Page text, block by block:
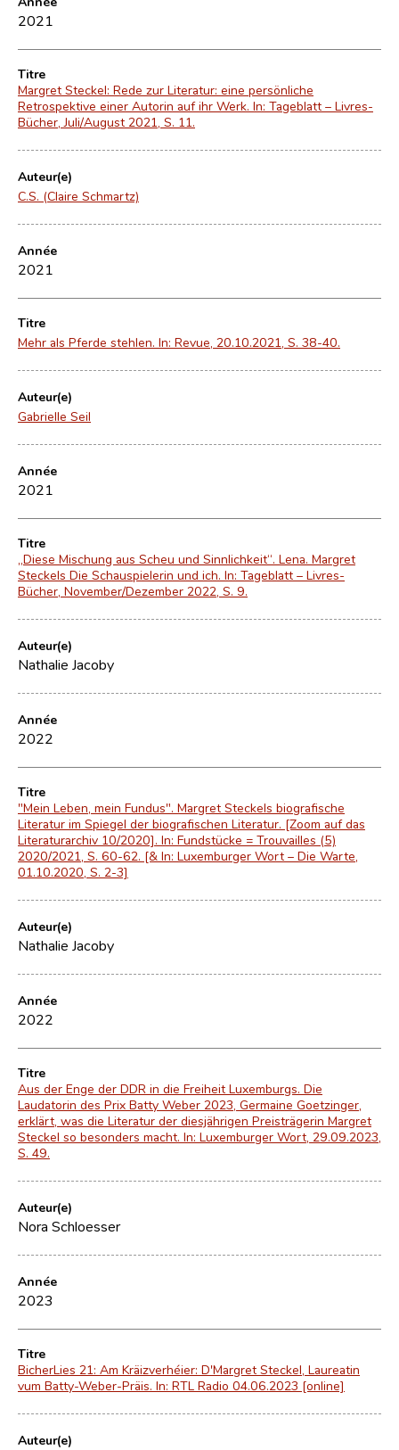
2021
Titre
Margret Steckel: Rede zur Literatur: eine persönliche
Retrospektive einer Autorin auf ihr Werk. In: Tageblatt – Livres-
Bücher, Juli/August 2021, S. 11.
Auteur(e)
C.S. (Claire Schmartz)
Année
2021
Titre
Mehr als Pferde stehlen. In: Revue, 20.10.2021, S. 38-40.
Auteur(e)
Gabrielle Seil
Année
2021
Titre
„Diese Mischung aus Scheu und Sinnlichkeit“. Lena. Margret
Steckels Die Schauspielerin und ich. In: Tageblatt – Livres-
Bücher, November/Dezember 2022, S. 9.
Auteur(e)
Nathalie Jacoby
Année
2022
Titre
"Mein Leben, mein Fundus". Margret Steckels biografische
Literatur im Spiegel der biografischen Literatur. [Zoom auf das
Literaturarchiv 10/2020]. In: Fundstücke = Trouvailles (5)
2020/2021, S. 60-62. [& In: Luxemburger Wort – Die Warte,
01.10.2020, S. 2-3]
Auteur(e)
Nathalie Jacoby
Année
2022
Titre
Aus der Enge der DDR in die Freiheit Luxemburgs. Die
Laudatorin des Prix Batty Weber 2023, Germaine Goetzinger,
erklärt, was die Literatur der diesjährigen Preisträgerin Margret
Steckel so besonders macht. In: Luxemburger Wort, 29.09.2023,
S. 49.
Auteur(e)
Nora Schloesser
Année
2023
Titre
BicherLies 21: Am Kräizverhéier: D'Margret Steckel, Laureatin
vum Batty-Weber-Präis. In: RTL Radio 04.06.2023 [online]
Auteur(e)